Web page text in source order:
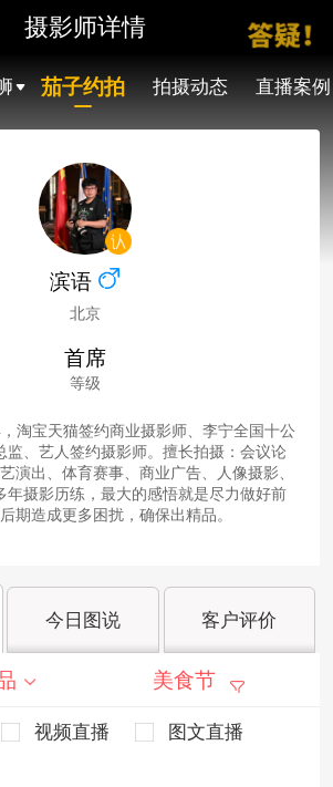
摄影师详情
茄子约拍 拍摄动态 直播案例
滨语
北京
首席
等级
淘宝天猫签约商业摄影师、李宁全国十公
监、艺人签约摄影师。擅长拍摄：会议论
演出、体育赛事、商业广告、人像摄影、
年摄影历练，最大的感悟就是尽力做好前
期造成更多困扰，确保出精品。
今日图说 客户评价
美食节
视频直播
图文直播